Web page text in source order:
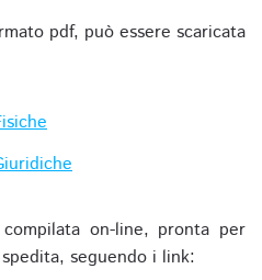
pdf, può essere scaricata
on-line, pronta per
seguendo i link: